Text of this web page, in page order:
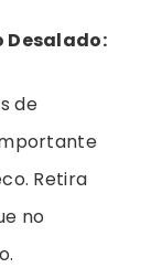
Desalado:
de
Retira
no